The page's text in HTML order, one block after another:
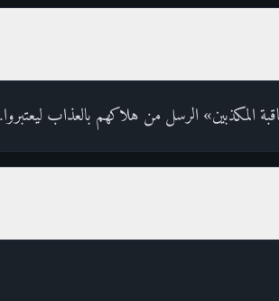
الرسل من هلاكهم بالعذاب ليعتبروا.